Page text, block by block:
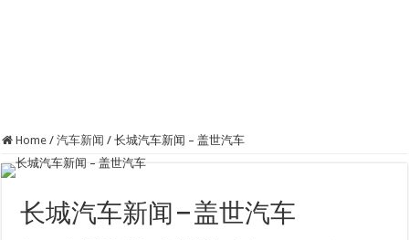
Home / 汽车新闻 / 长城汽车新闻 – 盖世汽车
长城汽车新闻 – 盖世汽车